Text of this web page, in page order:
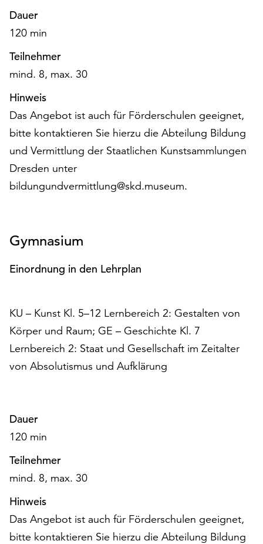
unserer
oder
dem
Impressum
.
Dauer
120 min
Teilnehmer
mind. 8, max. 30
Hinweis
Das Angebot ist auch für Förderschulen geeignet,
bitte kontaktieren Sie hierzu die Abteilung Bildung
und Vermittlung der Staatlichen Kunstsammlungen
Dresden unter
bildungundvermittlung@skd.museum.
Gymnasium
Einordnung in den Lehrplan
KU – Kunst Kl. 5–12 Lernbereich 2: Gestalten von
Körper und Raum; GE – Geschichte Kl. 7
Lernbereich 2: Staat und Gesellschaft im Zeitalter
von Absolutismus und Aufklärung
Dauer
120 min
Teilnehmer
mind. 8, max. 30
Hinweis
Das Angebot ist auch für Förderschulen geeignet,
bitte kontaktieren Sie hierzu die Abteilung Bildung